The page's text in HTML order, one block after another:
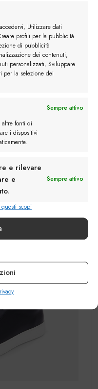
Utilizzare dati
profili per la pubblicità
di pubblicità
dei contenuti,
personalizzati, Sviluppare
per la selezione dei
Sempre attivo
fonti di
i dispositivi
e rilevare
e
Sempre attivo
scopi
con o senza
soprattutto
/ Estate. In questo,
confermiamo che
Se proprio si
il consiglio è di
preferibile al